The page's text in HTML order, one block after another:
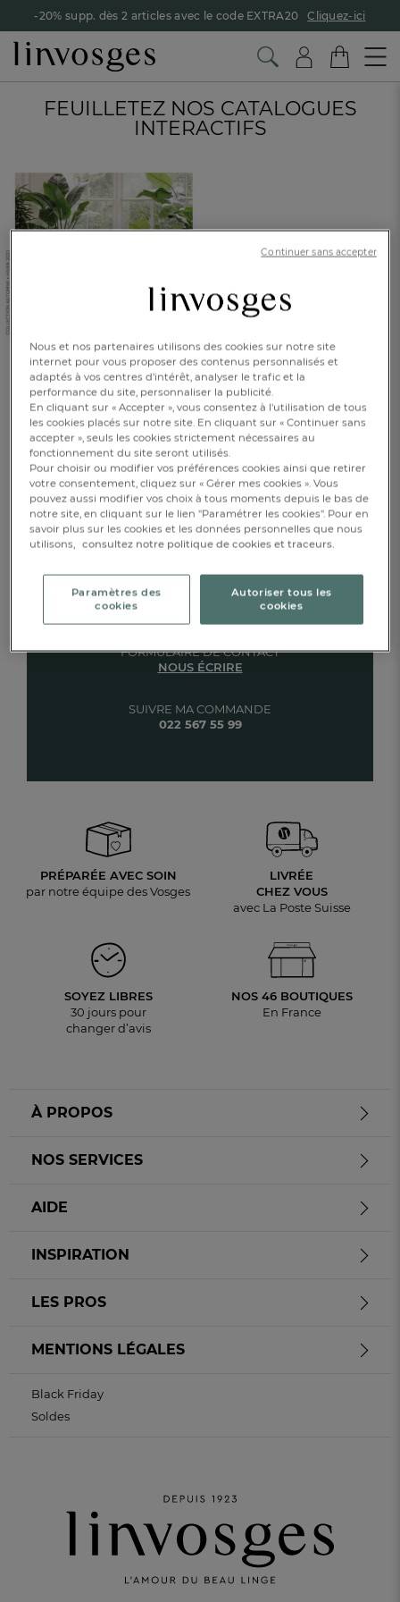
-20% supp. dès 2 articles avec le code EXTRA20 Cliquez-ici
DE
CH
FEUILLETEZ NOS CATALOGUES
INTERACTIFS
Notre équipe vosgienne est là
pour vous aider :
pour répondre à vos demandes aussi bien
par mail que par téléphone dans les
SUIVRE MA COMMANDE
022 567 55 99
FORMULAIRE DE CONTACT
NOUS ÉCRIRE
PRÉPARÉE AVEC SOIN
par notre équipe des Vosges
LIVRÉE
CHEZ VOUS
avec La Poste Suisse
SOYEZ LIBRES
30 jours pour
changer d’avis
NOS 46 BOUTIQUES
En France
À PROPOS
NOS SERVICES
AIDE
INSPIRATION
LES PROS
MENTIONS LÉGALES
Black Friday
Soldes
Nous et nos partenaires utilisons des cookies sur notre site
internet pour vous proposer des contenus personnalisés et
adaptés à vos centres d’intérêt, analyser le trafic et la
performance du site, personnaliser la publicité.
En cliquant sur « Accepter », vous consentez à l'utilisation de tous
les cookies placés sur notre site. En cliquant sur « Continuer sans
accepter », seuls les cookies strictement nécessaires au
fonctionnement du site seront utilisés.
Pour choisir ou modifier vos préférences cookies ainsi que retirer
votre consentement, cliquez sur « Gérer mes cookies ». Vous
pouvez aussi modifier vos choix à tous moments depuis le bas de
notre site, en cliquant sur le lien "Paramétrer les cookies". Pour en
savoir plus sur les cookies et les données personnelles que nous
utilisons, consultez notre politique de cookies et traceurs.
Paramètres des
cookies
Autoriser tous les
cookies
Continuer sans accepter